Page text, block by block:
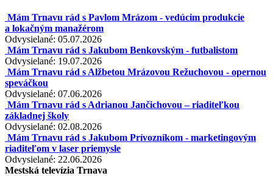
Mám Trnavu rád s Pavlom Mrázom - vedúcim produkcie
a lokačným manažérom
Odvysielané: 05.07.2026
Mám Trnavu rád s Jakubom Benkovským - futbalistom
Odvysielané: 19.07.2026
Mám Trnavu rád s Alžbetou Mrázovou Režuchovou - opernou
speváčkou
Odvysielané: 07.06.2026
Mám Trnavu rád s Adrianou Jančichovou – riaditeľkou
základnej školy
Odvysielané: 02.08.2026
Mám Trnavu rád s Jakubom Prívozníkom - marketingovým
riaditeľom v laser priemysle
Odvysielané: 22.06.2026
Mestská televízia Trnava